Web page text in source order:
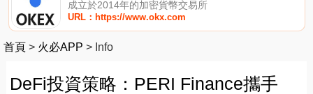
成立於2014年的加密貨幣交易所
URL：https://www.okx.com
首頁 > 火必APP > Info
DeFi投資策略：PERI Finance攜手